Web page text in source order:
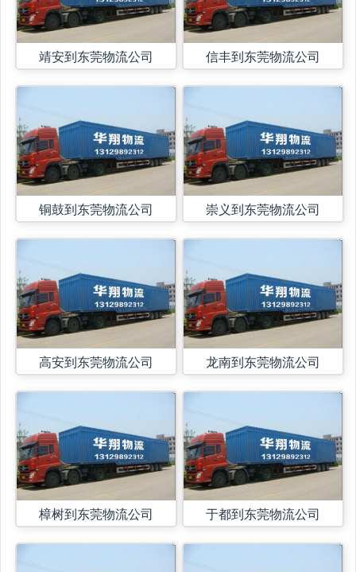
靖安到东莞物流公司
铜鼓到东莞物流公司
高安到东莞物流公司
樟树到东莞物流公司
信丰到东莞物流公司
崇义到东莞物流公司
龙南到东莞物流公司
于都到东莞物流公司